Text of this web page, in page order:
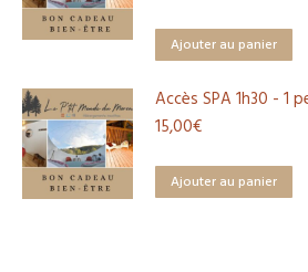
Ajouter au panier
Accès SPA 1h30 - 1
15,00€
Ajouter au panier